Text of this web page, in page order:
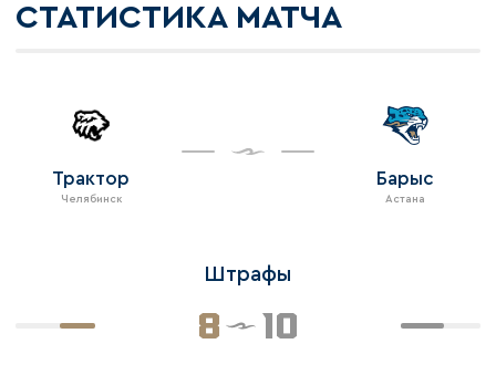
СТАТИСТИКА МАТЧА
Трактор
Челябинск
Барыс
Астана
Штрафы
8 10